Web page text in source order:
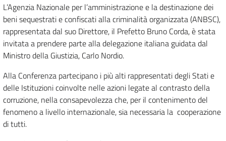
L’Agenzia Nazionale per l’amministrazione e la destinazione dei
beni sequestrati e confiscati alla criminalità organizzata (ANBSC),
rappresentata dal suo Direttore, il Prefetto Bruno Corda, è stata
invitata a prendere parte alla delegazione italiana guidata dal
Ministro della Giustizia, Carlo Nordio.
Alla Conferenza partecipano i più alti rappresentati degli Stati e
delle Istituzioni coinvolte nelle azioni legate al contrasto della
corruzione, nella consapevolezza che, per il contenimento del
fenomeno a livello internazionale, sia necessaria la cooperazione
di tutti.